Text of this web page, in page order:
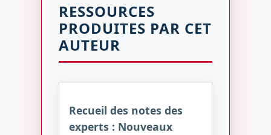
RESSOURCES
PRODUITES PAR CET
AUTEUR
Recueil des notes des
experts : Nouveaux